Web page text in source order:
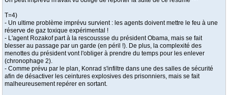
T=4)
- Un ultime problème imprévu survient : les agents doivent mettre le feu à une
réserve de gaz toxique expérimental !
- L'agent Rozakof part à la rescoussse du président Obama, mais se fait
blesser au passage par un garde (en péril !). De plus, la complexité des
menottes du président vont l'obliger à prendre du temps pour les enlever
(chronophage 2).
- Comme prévu par le plan, Konrad s'infiltre dans une des salles de sécurité
afin de désactiver les ceintures explosives des prisonniers, mais se fait
malheureusement repérer en sortant.